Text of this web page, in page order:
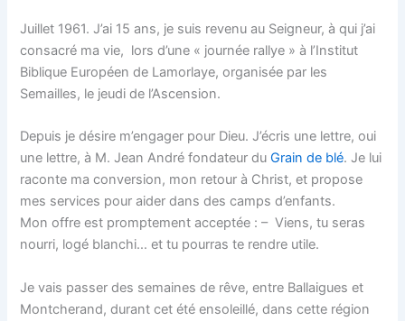
Juillet 1961. J’ai 15 ans, je suis revenu au Seigneur, à qui j’ai
consacré ma vie, lors d’une « journée rallye » à l’Institut
Biblique Européen de Lamorlaye, organisée par les
Semailles, le jeudi de l’Ascension.
Depuis je désire m’engager pour Dieu. J’écris une lettre, oui
une lettre, à M. Jean André fondateur duGrain de blé. Je lui
raconte ma conversion, mon retour à Christ, et propose
mes services pour aider dans des camps d’enfants.
Mon offre est promptement acceptée : – Viens, tu seras
nourri, logé blanchi… et tu pourras te rendre utile.
Je vais passer des semaines de rêve, entre Ballaigues et
Montcherand, durant cet été ensoleillé, dans cette région